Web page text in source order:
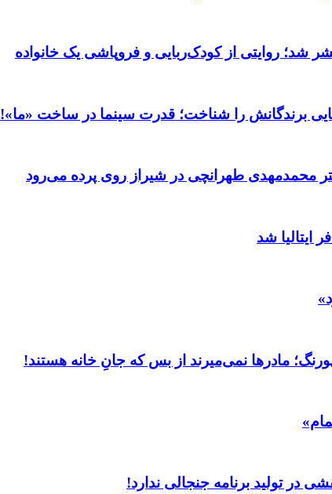
شد؛ روایتی از کودک‌ربایی و فروپاشی یک خانواده
برندگانش را شناخت؛ قدرت سینما در ساخت «ما»!
محمدمهدی طهرانچی در شیراز روی پرده می‌رود
شد
مادرها نمی‌میرند از بس که جانِ خانه هستند!
در تولید برنامه جنجالی ندارد!